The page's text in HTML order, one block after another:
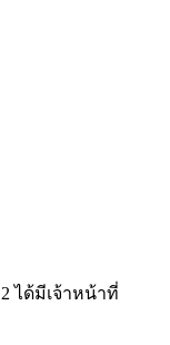
ได้มีเจ้าหน้าที่